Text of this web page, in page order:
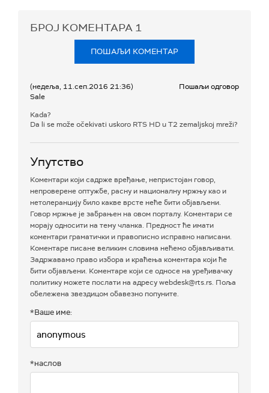
БРОЈ КОМЕНТАРА 1
ПОШАЉИ КОМЕНТАР
(недеља, 11.сеп.2016 21:36)
Sale
Пошаљи одговор
Kada?
Da li se može očekivati uskoro RTS HD u T2 zemaljskoj mreži?
Упутство
Коментари који садрже вређање, непристојан говор,
непроверене оптужбе, расну и националну мржњу као и
нетолеранцију било какве врсте неће бити објављени.
Говор мржње је забрањен на овом порталу. Коментари се
морају односити на тему чланка. Предност ће имати
коментари граматички и правописно исправно написани.
Коментаре писане великим словима нећемо објављивати.
Задржавамо право избора и краћења коментара који ће
бити објављени. Коментаре који се односе на уређивачку
политику можете послати на адресу webdesk@rts.rs. Поља
обележена звездицом обавезно попуните.
*Ваше име:
*наслов